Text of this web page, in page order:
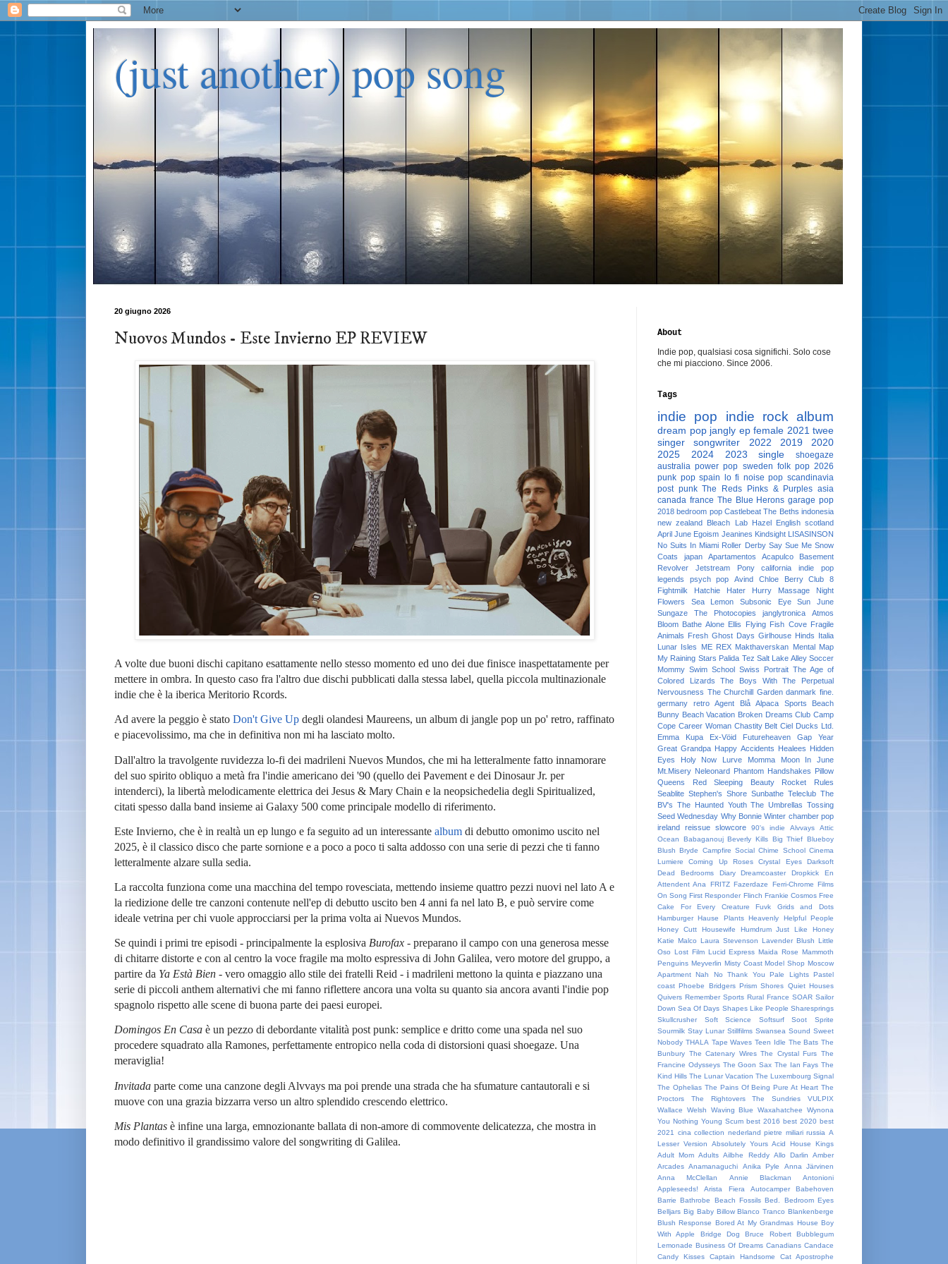
(just another) pop song
20 giugno 2026
Nuovos Mundos - Este Invierno EP REVIEW
A volte due buoni dischi capitano esattamente nello stesso momento ed uno dei due finisce inaspettatamente per
mettere in ombra. In questo caso fra l'altro due dischi pubblicati dalla stessa label, quella piccola multinazionale
indie che è la iberica Meritorio Rcords.
Ad avere la peggio è stato Don't Give Up degli olandesi Maureens, un album di jangle pop un po' retro, raffinato
e piacevolissimo, ma che in definitiva non mi ha lasciato molto.
Dall'altro la travolgente ruvidezza lo-fi dei madrileni Nuevos Mundos, che mi ha letteralmente fatto innamorare
del suo spirito obliquo a metà fra l'indie americano dei '90 (quello dei Pavement e dei Dinosaur Jr. per
intenderci), la libertà melodicamente elettrica dei Jesus & Mary Chain e la neopsichedelia degli Spiritualized,
citati spesso dalla band insieme ai Galaxy 500 come principale modello di riferimento.
Este Invierno, che è in realtà un ep lungo e fa seguito ad un interessante album di debutto omonimo uscito nel
2025, è il classico disco che parte sornione e a poco a poco ti salta addosso con una serie di pezzi che ti fanno
letteralmente alzare sulla sedia.
La raccolta funziona come una macchina del tempo rovesciata, mettendo insieme quattro pezzi nuovi nel lato A e
la riedizione delle tre canzoni contenute nell'ep di debutto uscito ben 4 anni fa nel lato B, e può servire come
ideale vetrina per chi vuole approcciarsi per la prima volta ai Nuevos Mundos.
Se quindi i primi tre episodi - principalmente la esplosiva Burofax - preparano il campo con una generosa messe
di chitarre distorte e con al centro la voce fragile ma molto espressiva di John Galilea, vero motore del gruppo, a
partire da Ya Està Bien - vero omaggio allo stile dei fratelli Reid - i madrileni mettono la quinta e piazzano una
serie di piccoli anthem alternativi che mi fanno riflettere ancora una volta su quanto sia ancora avanti l'indie pop
spagnolo rispetto alle scene di buona parte dei paesi europei.
Domingos En Casa è un pezzo di debordante vitalità post punk: semplice e dritto come una spada nel suo
procedere squadrato alla Ramones, perfettamente entropico nella coda di distorsioni quasi shoegaze. Una
meraviglia!
Invitada parte come una canzone degli Alvvays ma poi prende una strada che ha sfumature cantautorali e si
muove con una grazia bizzarra verso un altro splendido crescendo elettrico.
Mis Plantas è infine una larga, emnozionante ballata di non-amore di commovente delicatezza, che mostra in
modo definitivo il grandissimo valore del songwriting di Galilea.
About
Indie pop, qualsiasi cosa significhi. Solo cose
che mi piacciono. Since 2006.
Tags
indie pop indie rock album
dream pop jangly ep female 2021 twee
singer songwriter
2022 2019
2020
2025
2024 2023 single
shoegaze
australia power pop sweden folk pop 2026
punk pop spain lo fi noise pop scandinavia
post punk The Reds Pinks & Purples asia
canada france The Blue Herons garage pop
2018 bedroom pop Castlebeat The Beths indonesia
new zealand Bleach Lab Hazel English scotland
April June Egoism Jeanines Kindsight LISASINSON
No Suits In Miami Roller Derby Say Sue Me Snow
Coats
japan Apartamentos Acapulco
Basement
Revolver
Jetstream Pony california
indie pop
legends
psych pop Avind Chloe Berry
Club 8
Fightmilk
Hatchie Hater Hurry Massage
Night
Flowers
Sea Lemon Subsonic Eye
Sun June
Sungaze
The Photocopies janglytronica
Atmos
Bloom Bathe Alone Ellis Flying Fish Cove Fragile
Animals Fresh Ghost Days Girlhouse Hinds Italia
Lunar Isles
ME REX Makthaverskan Mental Map
My Raining Stars Palida Tez Salt Lake Alley Soccer
Mommy Swim School Swiss Portrait The Age of
Colored Lizards
The Boys With The Perpetual
Nervousness The Churchill Garden danmark fine.
germany
retro Agent Blå Alpaca Sports
Beach
Bunny Beach Vacation Broken Dreams Club Camp
Cope Career Woman Chastity Belt Ciel Ducks Ltd.
Emma Kupa
Ex-Vöid Futureheaven
Gap Year
Great Grandpa Happy Accidents Healees Hidden
Eyes
Holy Now Lurve Momma
Moon In June
Mt.Misery Neleonard Phantom Handshakes Pillow
Queens
Red Sleeping Beauty
Rocket Rules
Seablite Stephen's Shore Sunbathe Teleclub The
BV's The Haunted Youth The Umbrellas Tossing
Seed Wednesday Why Bonnie Winter chamber pop
ireland reissue slowcore 90's indie Alvvays
Attic
Ocean
Babaganouj Beverly Kills Big Thief Blueboy
Blush Bryde Campfire Social Chime School Cinema
Lumiere
Coming Up Roses Crystal Eyes
Darksoft
Dead Bedrooms
Diary Dreamcoaster Dropkick
En
Attendent Ana
FRITZ Fazerdaze Ferri-Chrome Films
On Song First Responder Flinch Frankie Cosmos Free
Cake For Every Creature
Fuvk
Grids and Dots
Hamburger Hause Plants Heavenly
Helpful People
Honey Cutt
Housewife Humdrum
Just Like Honey
Katie Malco Laura Stevenson Lavender Blush Little
Oso Lost Film Lucid Express Maida Rose Mammoth
Penguins Meyverlin Misty Coast Model Shop Moscow
Apartment Nah No Thank You Pale Lights Pastel
coast Phoebe Bridgers Prism Shores Quiet Houses
Quivers Remember Sports Rural France SOAR Sailor
Down Sea Of Days Shapes Like People Sharesprings
Skullcrusher
Soft Science Softsurf
Soot Sprite
Sourmilk Stay Lunar Stillfilms Swansea Sound Sweet
Nobody THALA Tape Waves Teen Idle The Bats The
Bunbury The Catenary Wires The Crystal Furs The
Francine Odysseys The Goon Sax The Ian Fays The
Kind Hills The Lunar Vacation The Luxembourg Signal
The Ophelias The Pains Of Being Pure At Heart The
Proctors
The Rightovers The Sundries
VULPIX
Wallace Welsh
Waving Blue Waxahatchee
Wynona
You Nothing Young Scum best 2016 best 2020 best
2021
cina collection nederland pietre miliari russia A
Lesser Version
Absolutely Yours Acid House Kings
Adult Mom Adults Ailbhe Reddy Allo Darlin
Amber
Arcades Anamanaguchi Anika Pyle
Anna Järvinen
Anna McClellan
Annie Blackman
Antonioni
Appleseeds!
Arista Fiera Autocamper
Babehoven
Barrie Bathrobe Beach Fossils Bed.
Bedroom Eyes
Belljars Big Baby Billow Blanco Tranco Blankenberge
Blush Response Bored At My Grandmas House Boy
With Apple
Bridge Dog Bruce Robert
Bubblegum
Lemonade Business Of Dreams Canadians Candace
Candy Kisses
Captain Handsome
Cat Apostrophe